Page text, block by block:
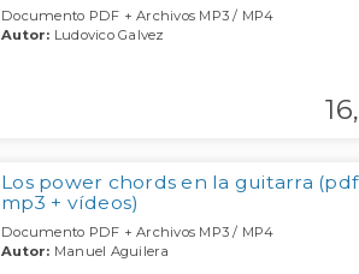
Documento PDF + Archivos MP3 / MP4
Autor: Ludovico Galvez
16,
Los power chords en la guitarra (pdf
mp3 + vídeos)
Documento PDF + Archivos MP3 / MP4
Autor: Manuel Aguilera